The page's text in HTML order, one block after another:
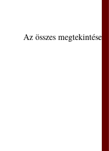
Az összes megtekintése